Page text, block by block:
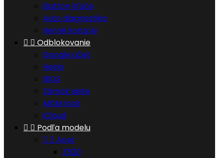
iButton kľúče
Auto diagnostika
Herné konzoly
  Odblokovanie
Google účet
Heslo
BIOS
Zámok siete
MDM lock
iCloud
  Podľa modelu
  Acer
Z520